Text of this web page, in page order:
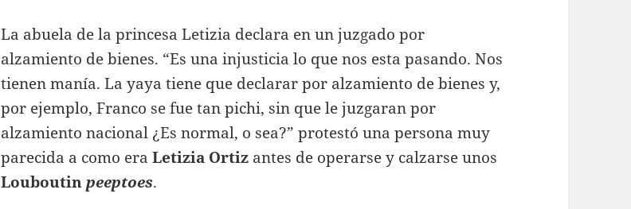
La abuela de la princesa Letizia declara en un juzgado por
alzamiento de bienes. “Es una injusticia lo que nos esta pasando. Nos
tienen manía. La yaya tiene que declarar por alzamiento de bienes y,
por ejemplo, Franco se fue tan pichi, sin que le juzgaran por
alzamiento nacional ¿Es normal, o sea?” protestó una persona muy
parecida a como eraLetizia Ortiz antes de operarse y calzarse unos
Louboutin peeptoes.